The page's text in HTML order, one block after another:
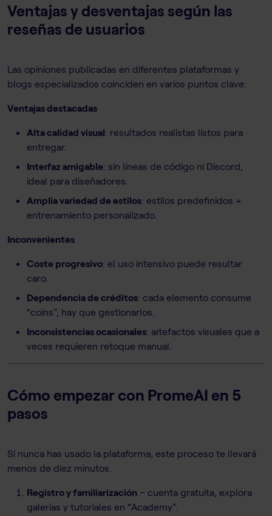
Ventajas y desventajas según las
reseñas de usuarios
Las opiniones publicadas en diferentes plataformas y
blogs especializados coinciden en varios puntos clave:
Ventajas destacadas
Alta calidad visual: resultados realistas listos para
entregar.
Interfaz amigable: sin líneas de código ni Discord,
ideal para diseñadores.
Amplia variedad de estilos: estilos predefinidos +
entrenamiento personalizado.
Inconvenientes
Coste progresivo: el uso intensivo puede resultar
caro.
Dependencia de créditos: cada elemento consume
“coins”, hay que gestionarlos.
Inconsistencias ocasionales: artefactos visuales que a
veces requieren retoque manual.
Cómo empezar con PromeAI en 5
pasos
Si nunca has usado la plataforma, este proceso te llevará
menos de diez minutos.
Registro y familiarización – cuenta gratuita, explora
galerías y tutoriales en “Academy”.